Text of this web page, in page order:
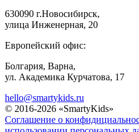
630090 г.Новосибирск,
улица Инженерная, 20
Европейский офис:
Болгария, Варна,
ул. Академика Курчатова, 17
hello@smartykids.ru
© 2016-2026 «SmartyKids»
Соглашение о